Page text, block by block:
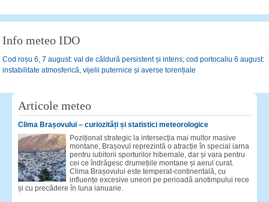
Info meteo IDO
Cod roșu 6, 7 august: val de căldură persistent și intens; cod portocaliu 6 august:
instabilitate atmosferică, vijelii puternice și averse torențiale
Articole meteo
Clima Brașovului – curiozități și statistici meteorologice
Poziționat strategic la intersecția mai multor masive
montane, Brașovul reprezintă o atracție în special iarna
pentru iubitorii sporturilor hibernale, dar și vara pentru
cei ce îndrăgesc drumețiile montane și aerul curat.
Clima Brașovului este temperat-continentală, cu
influențe excesive uneori pe perioadă anotimpului rece
și cu precădere în luna ianuarie.